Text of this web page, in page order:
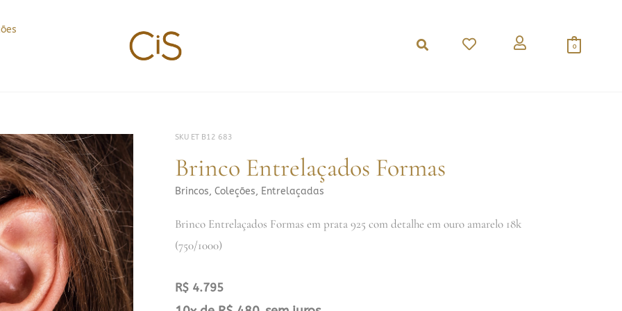
0
SKU ET B12 683
Brinco Entrelaçados Formas
Brincos, Coleções, Entrelaçadas
Brinco Entrelaçados Formas em prata 925 com detalhe em ouro amarelo 18k
(750/1000)
R$ 4.795